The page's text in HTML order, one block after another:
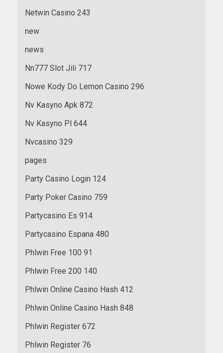
Netwin Casino 243
new
news
Nn777 Slot Jili 717
Nowe Kody Do Lemon Casino 296
Nv Kasyno Apk 872
Nv Kasyno Pl 644
Nvcasino 329
pages
Party Casino Login 124
Party Poker Casino 759
Partycasino Es 914
Partycasino Espana 480
Phlwin Free 100 91
Phlwin Free 200 140
Phlwin Online Casino Hash 412
Phlwin Online Casino Hash 848
Phlwin Register 672
Phlwin Register 76